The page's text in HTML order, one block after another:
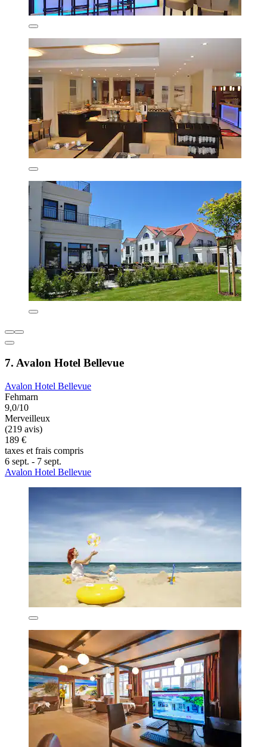
7. Avalon Hotel Bellevue
Avalon Hotel Bellevue
Fehmarn
9,0/10
Merveilleux
(219 avis)
189 €
taxes et frais compris
6 sept. - 7 sept.
Avalon Hotel Bellevue